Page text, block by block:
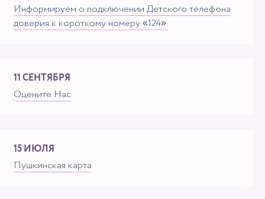
Информируем о подключении Детского телефона
доверия к короткому номеру «124».
11 СЕНТЯБРЯ
Оцените Нас
15 ИЮЛЯ
Пушкинская карта